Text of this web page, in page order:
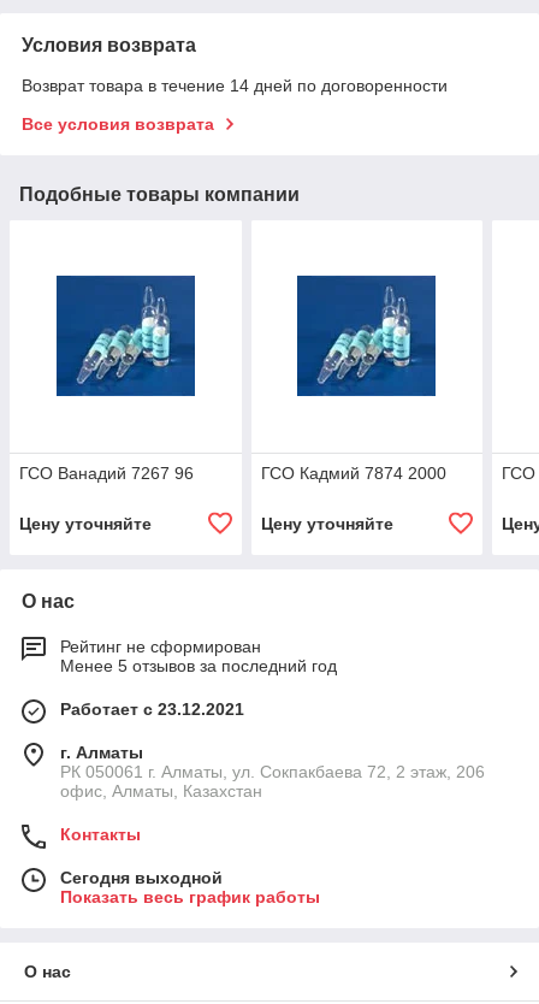
Условия возврата
Возврат товара в течение 14 дней по договоренности
Все условия возврата
Подобные товары компании
ГСО Ванадий 7267 96
Цену уточняйте
ГСО Кадмий 7874 2000
Цену уточняйте
ГСО
О нас
Рейтинг не сформирован
Менее 5 отзывов за последний год
Работает с 23.12.2021
г. Алматы
РК 050061 г. Алматы, ул. Сокпакбаева 72, 2 этаж, 206
офис, Алматы, Казахстан
Контакты
Сегодня выходной
Показать весь график работы
О нас